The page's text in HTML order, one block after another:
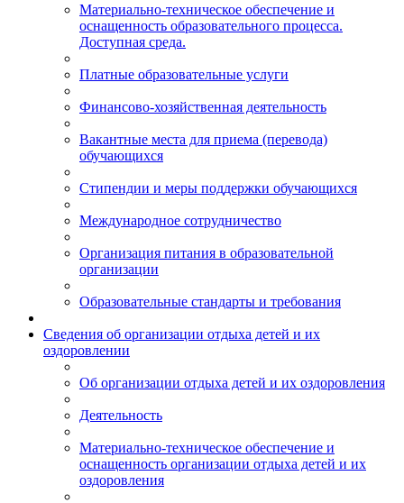
Материально-техническое обеспечение и
оснащенность образовательного процесса.
Доступная среда.
Платные образовательные услуги
Финансово-хозяйственная деятельность
Вакантные места для приема (перевода)
обучающихся
Стипендии и меры поддержки обучающихся
Международное сотрудничество
Организация питания в образовательной
организации
Образовательные стандарты и требования
Сведения об организации отдыха детей и их
оздоровлении
Об организации отдыха детей и их оздоровления
Деятельность
Материально-техническое обеспечение и
оснащенность организации отдыха детей и их
оздоровления